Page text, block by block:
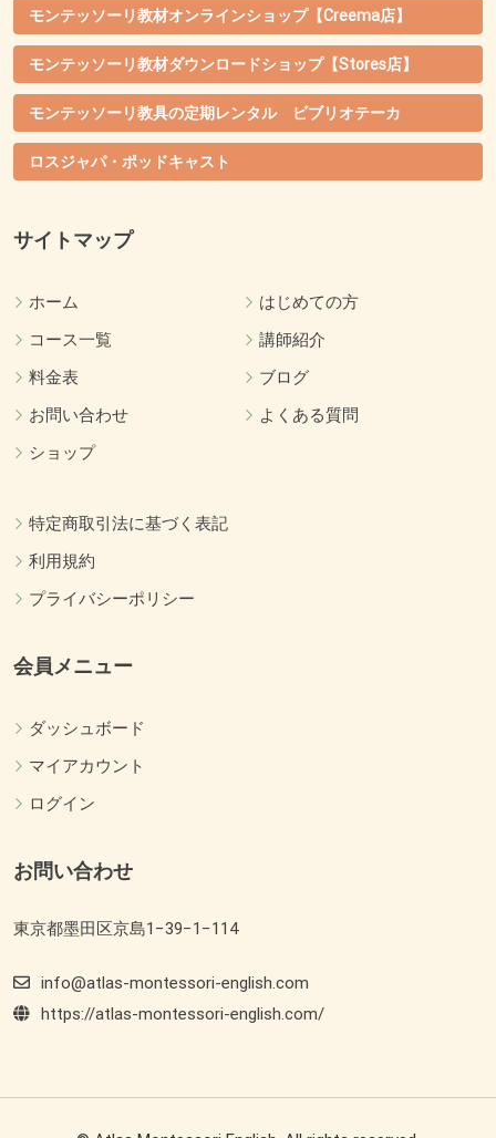
モンテッソーリ教材オンラインショップ【Creema店】
モンテッソーリ教材ダウンロードショップ【Stores店】
モンテッソーリ教具の定期レンタル ビブリオテーカ
ロスジャパ・ポッドキャスト
サイトマップ
ホーム
はじめての方
コース一覧
講師紹介
料金表
ブログ
お問い合わせ
よくある質問
ショップ
特定商取引法に基づく表記
利用規約
プライバシーポリシー
会員メニュー
ダッシュボード
マイアカウント
ログイン
お問い合わせ
東京都墨田区京島1−39−1−114
info@atlas-montessori-english.com
https://atlas-montessori-english.com/